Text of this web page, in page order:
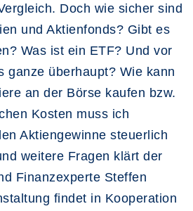
Doch wie sicher sind
und Aktienfonds? Gibt es
Was ist ein ETF? Und vor
ganze überhaupt? Wie kann
an der Börse kaufen bzw.
Kosten muss ich
Aktiengewinne steuerlich
weitere Fragen klärt der
Finanzexperte Steffen
findet in Kooperation